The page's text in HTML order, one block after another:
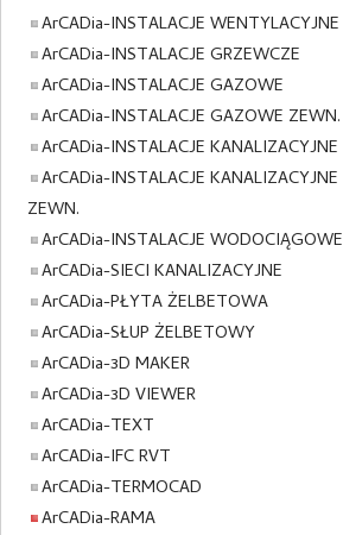
ArCADia-INSTALACJE WENTYLACYJNE
ArCADia-INSTALACJE GRZEWCZE
ArCADia-INSTALACJE GAZOWE
ArCADia-INSTALACJE GAZOWE ZEWN.
ArCADia-INSTALACJE KANALIZACYJNE
ArCADia-INSTALACJE KANALIZACYJNE
ZEWN.
ArCADia-INSTALACJE WODOCIĄGOWE
ArCADia-SIECI KANALIZACYJNE
ArCADia-PŁYTA ŻELBETOWA
ArCADia-SŁUP ŻELBETOWY
ArCADia-3D MAKER
ArCADia-3D VIEWER
ArCADia-TEXT
ArCADia-IFC RVT
ArCADia-TERMOCAD
ArCADia-RAMA